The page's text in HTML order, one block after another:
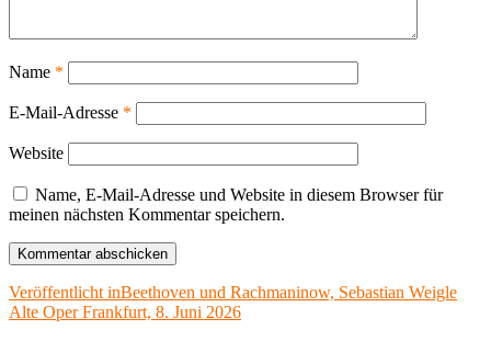
Name *
E-Mail-Adresse *
Website
Name, E-Mail-Adresse und Website in diesem Browser für
meinen nächsten Kommentar speichern.
Beitragsnavigation
Veröffentlicht inBeethoven und Rachmaninow, Sebastian Weigle
Alte Oper Frankfurt, 8. Juni 2026